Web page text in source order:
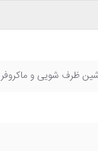
ظرف شویی و ماکروفر